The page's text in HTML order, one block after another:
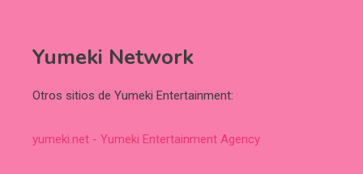
Yumeki Network
Otros sitios de Yumeki Entertainment:
yumeki.net - Yumeki Entertainment Agency